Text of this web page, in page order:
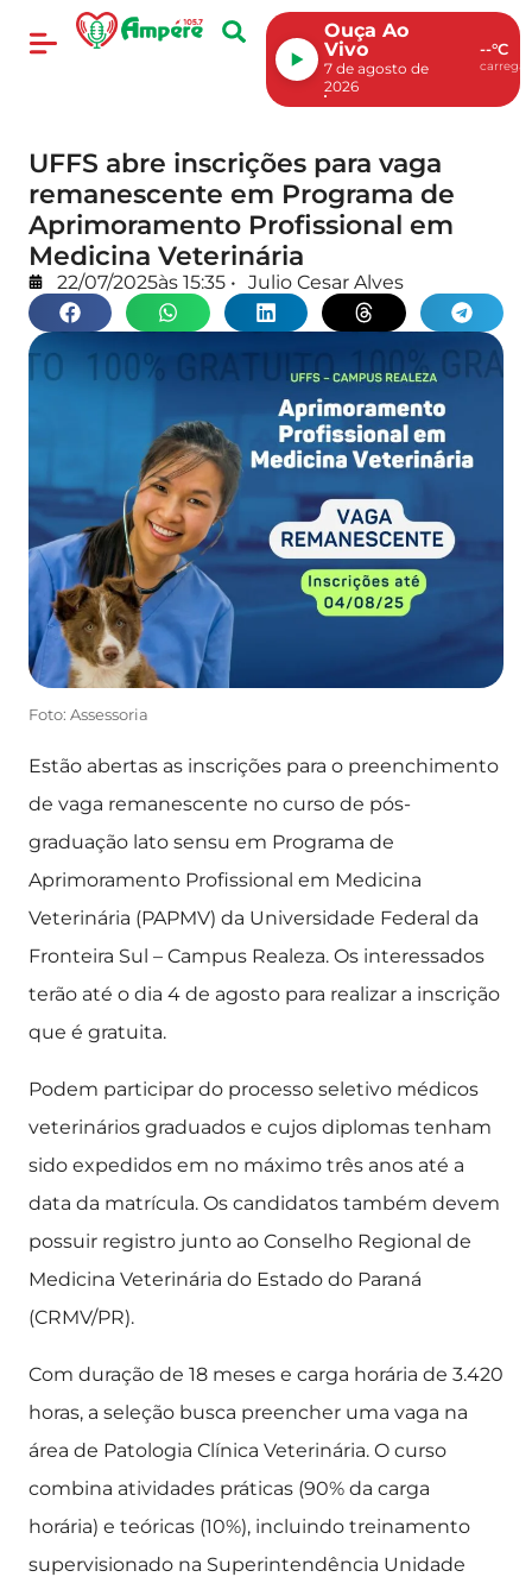
Ouça Ao
Vivo
7 de agosto de
2026
--°C
UFFS abre inscrições para vaga
remanescente em Programa de
Aprimoramento Profissional em
Medicina Veterinária
22/07/2025às 15:35 • Julio Cesar Alves
Foto: Assessoria
Estão abertas as inscrições para o preenchimento
de vaga remanescente no curso de pós-
graduação lato sensu em Programa de
Aprimoramento Profissional em Medicina
Veterinária (PAPMV) da Universidade Federal da
Fronteira Sul – Campus Realeza. Os interessados
terão até o dia 4 de agosto para realizar a inscrição
que é gratuita.
Podem participar do processo seletivo médicos
veterinários graduados e cujos diplomas tenham
sido expedidos em no máximo três anos até a
data da matrícula. Os candidatos também devem
possuir registro junto ao Conselho Regional de
Medicina Veterinária do Estado do Paraná
(CRMV/PR).
Com duração de 18 meses e carga horária de 3.420
horas, a seleção busca preencher uma vaga na
área de Patologia Clínica Veterinária. O curso
combina atividades práticas (90% da carga
horária) e teóricas (10%), incluindo treinamento
supervisionado na Superintendência Unidade